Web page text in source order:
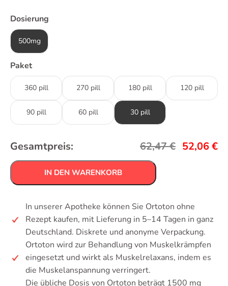
Dosierung
500mg
Paket
360 pill 270 pill 180 pill 120 pill
90 pill 60 pill 30 pill
Gesamtpreis: 62,47€ 52,06€
IN DEN WARENKORB
In unserer Apotheke können Sie Ortoton ohne
Rezept kaufen, mit Lieferung in 5–14 Tagen in ganz
Deutschland. Diskrete und anonyme Verpackung.
Ortoton wird zur Behandlung von Muskelkrämpfen
eingesetzt und wirkt als Muskelrelaxans, indem es
die Muskelanspannung verringert.
Die übliche Dosis von Ortoton beträgt 1500 mg